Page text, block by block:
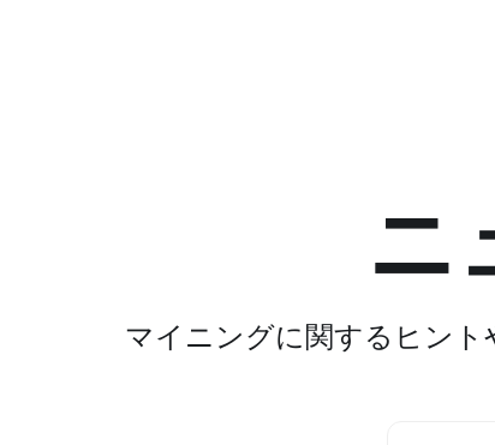
ニ
マイニングに関するヒント